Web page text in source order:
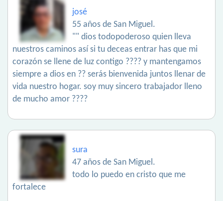
josé
55 años de San Miguel.
"" dios todopoderoso quien lleva
nuestros caminos así si tu deceas entrar has que mi
corazón se llene de luz contigo ???? y mantengamos
siempre a dios en ?? serás bienvenida juntos llenar de
vida nuestro hogar. soy muy sincero trabajador lleno
de mucho amor ????
sura
47 años de San Miguel.
todo lo puedo en cristo que me
fortalece